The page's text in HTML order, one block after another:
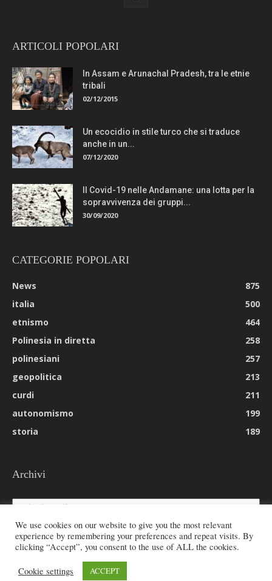
ARTICOLI POPOLARI
In Assam e Arunachal Pradesh, tra le etnie
tribali
02/12/2015
Un ecocidio in stile turco che si traduce
anche in un...
07/12/2020
Il Covid-19 nelle Andamane: una lotta per la
sopravvivenza dei gruppi...
30/09/2020
CATEGORIE POPOLARI
News
875
italia
500
etnismo
464
Polinesia in diretta
258
polinesiani
257
geopolitica
213
curdi
211
autonomismo
199
storia
189
Archivi
Archivi
© 2026 All rights reserved - Etnie -
We use cookies on our website to give you the most relevant
experience by remembering your preferences and repeat visits. By
clicking “Accept”, you consent to the use of ALL the cookies.
Cookie settings ACCEPT